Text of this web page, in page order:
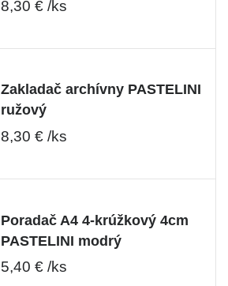
8,30 € /ks
Zakladač archívny PASTELINI
ružový
8,30 € /ks
Poradač A4 4-krúžkový 4cm
PASTELINI modrý
5,40 € /ks